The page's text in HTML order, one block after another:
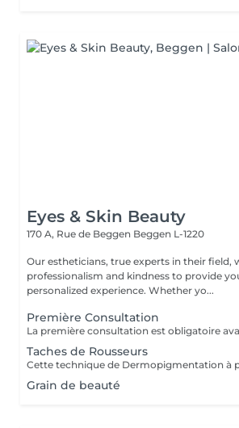
Eyes & Skin Beauty
170 A, Rue de Beggen Beggen L-1220
Our estheticians, true experts in their field,
professionalism and kindness to provide
personalized experience. Whether yo...
Première Consultation
Taches de Rousseurs
Grain de beauté